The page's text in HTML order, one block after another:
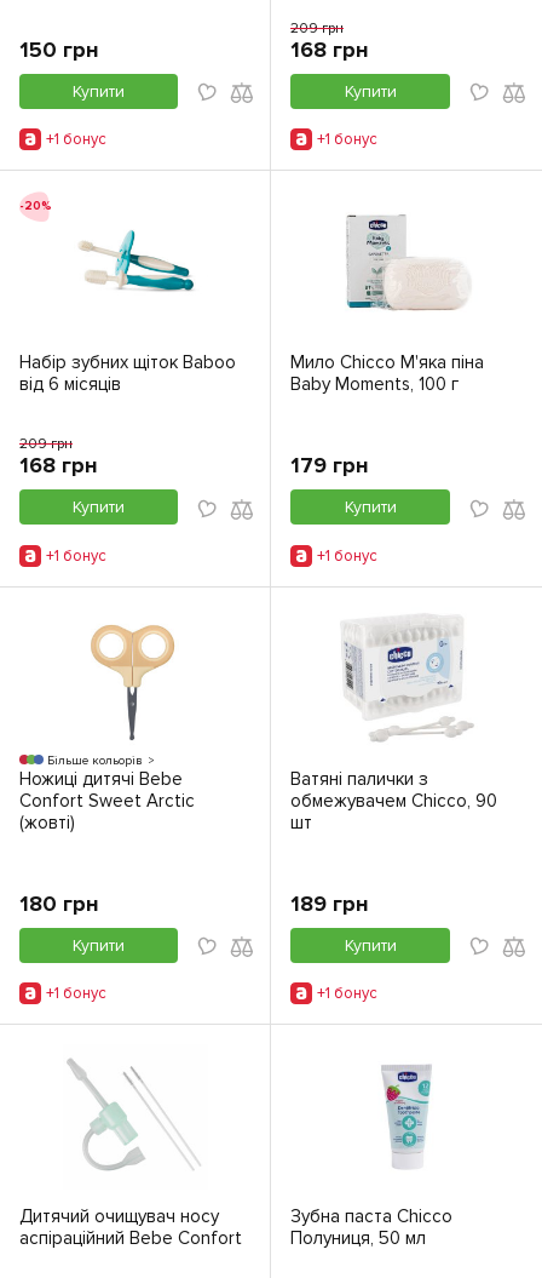
150 грн
Купити
+1 бонус
209 грн
168 грн
Купити
+1 бонус
-20%
Набір зубних щіток Baboo
від 6 місяців
209 грн
168 грн
Купити
+1 бонус
Мило Chicco М'яка піна
Baby Moments, 100 г
179 грн
Купити
+1 бонус
Більше кольорів
Ножиці дитячі Bebe
Confort Sweet Arctic
(жовті)
180 грн
Купити
+1 бонус
Ватяні палички з
обмежувачем Chicco, 90
шт
189 грн
Купити
+1 бонус
Дитячий очищувач носу
аспіраційний Bebe Confort
Зубна паста Chicco
Полуниця, 50 мл